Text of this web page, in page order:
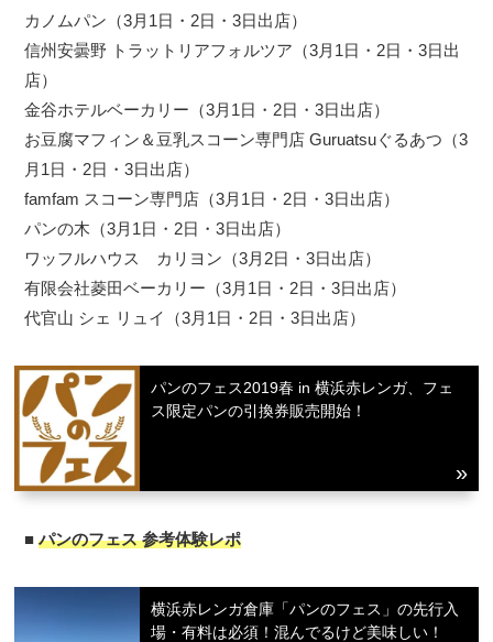
カノムパン（3月1日・2日・3日出店）
信州安曇野 トラットリアフォルツア（3月1日・2日・3日出
店）
金谷ホテルベーカリー（3月1日・2日・3日出店）
お豆腐マフィン＆豆乳スコーン専門店 Guruatsuぐるあつ（3
月1日・2日・3日出店）
famfam スコーン専門店（3月1日・2日・3日出店）
パンの木（3月1日・2日・3日出店）
ワッフルハウス カリヨン（3月2日・3日出店）
有限会社菱田ベーカリー（3月1日・2日・3日出店）
代官山 シェ リュイ（3月1日・2日・3日出店）
パンのフェス2019春 in 横浜赤レンガ、フェ
ス限定パンの引換券販売開始！
■パンのフェス 参考体験レポ
横浜赤レンガ倉庫「パンのフェス」の先行入
場・有料は必須！混んでるけど美味しい！